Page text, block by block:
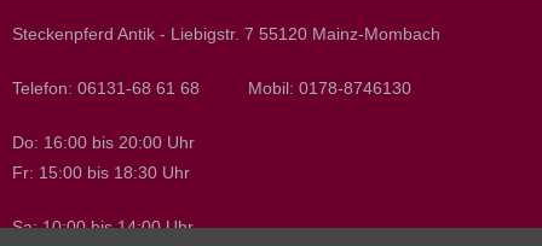
Steckenpferd Antik - Liebigstr. 7 55120 Mainz-Mombach
Telefon: 06131-68 61 68 Mobil: 0178-8746130
Do: 16:00 bis 20:00 Uhr
Fr: 15:00 bis 18:30 Uhr
Sa: 10:00 bis 14:00 Uhr